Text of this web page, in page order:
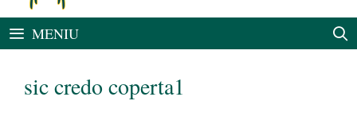
MENIU
sic credo coperta1